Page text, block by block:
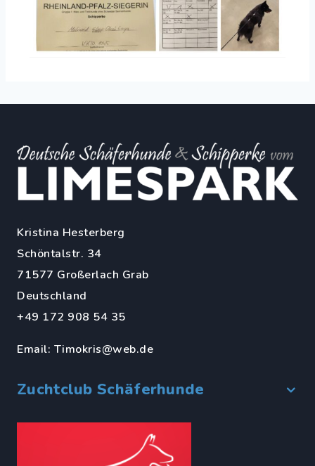
Kristina Hesterberg
Schöntalstr. 34
71577 Großerlach Grab
Deutschland
+49 172 908 54 35
Email: Timokris@web.de
Zuchtclub Schäferhunde